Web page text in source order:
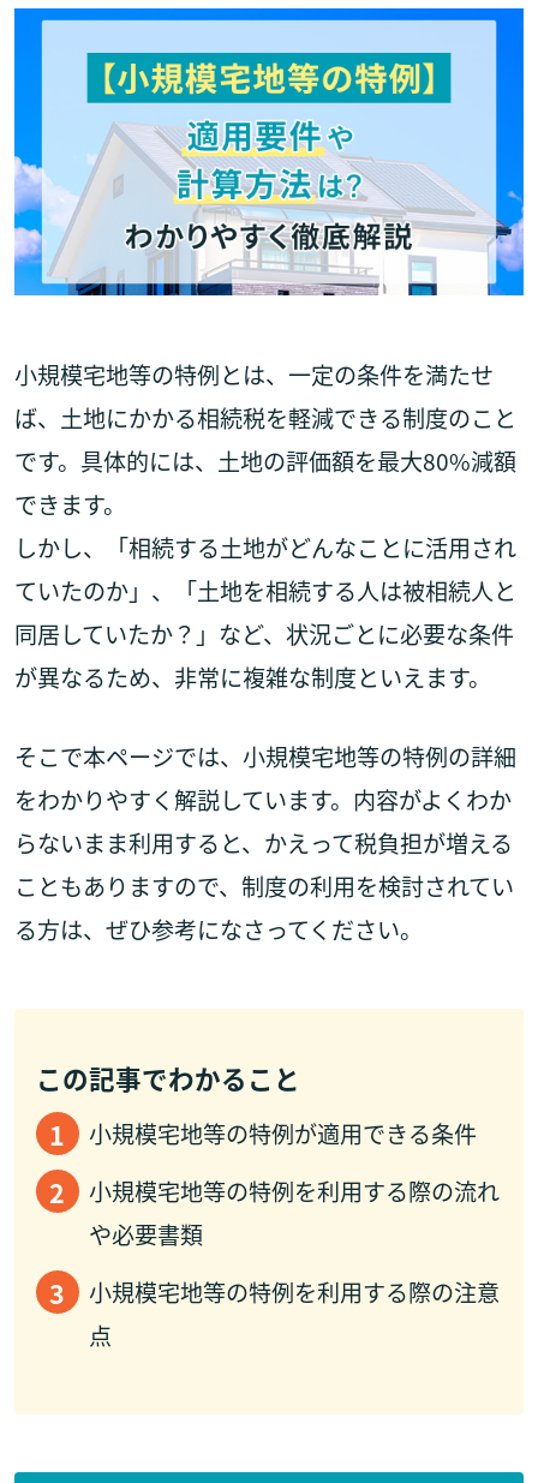
小規模宅地等の特例とは、一定の条件を満たせ
ば、土地にかかる相続税を軽減できる制度のこと
です。具体的には、土地の評価額を最大80%減額
できます。
しかし、「相続する土地がどんなことに活用され
ていたのか」、「土地を相続する人は被相続人と
同居していたか？」など、状況ごとに必要な条件
が異なるため、非常に複雑な制度といえます。
そこで本ページでは、小規模宅地等の特例の詳細
をわかりやすく解説しています。内容がよくわか
らないまま利用すると、かえって税負担が増える
こともありますので、制度の利用を検討されてい
る方は、ぜひ参考になさってください。
この記事でわかること
小規模宅地等の特例が適用できる条件
小規模宅地等の特例を利用する際の流れ
や必要書類
小規模宅地等の特例を利用する際の注意
点